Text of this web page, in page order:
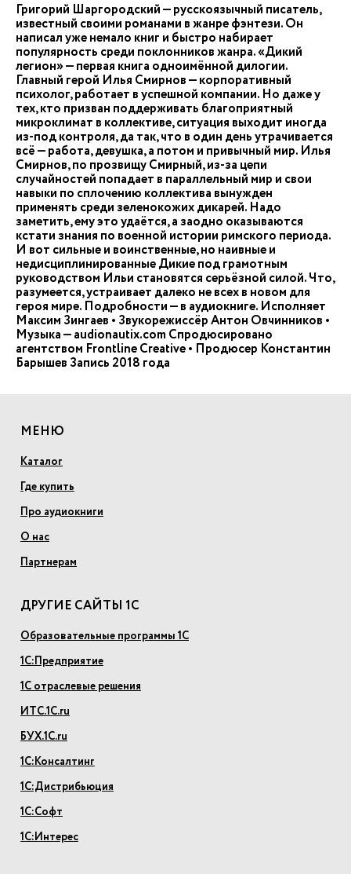
Григорий Шаргородский — русскоязычный писатель,
известный своими романами в жанре фэнтези. Он
написал уже немало книг и быстро набирает
популярность среди поклонников жанра. «Дикий
легион» — первая книга одноимённой дилогии.
Главный герой Илья Смирнов — корпоративный
психолог, работает в успешной компании. Но даже у
тех, кто призван поддерживать благоприятный
микроклимат в коллективе, ситуация выходит иногда
из-под контроля, да так, что в один день утрачивается
всё — работа, девушка, а потом и привычный мир. Илья
Смирнов, по прозвищу Смирный, из-за цепи
случайностей попадает в параллельный мир и свои
навыки по сплочению коллектива вынужден
применять среди зеленокожих дикарей. Надо
заметить, ему это удаётся, а заодно оказываются
кстати знания по военной истории римского периода.
И вот сильные и воинственные, но наивные и
недисциплинированные Дикие под грамотным
руководством Ильи становятся серьёзной силой. Что,
разумеется, устраивает далеко не всех в новом для
героя мире. Подробности — в аудиокниге. Исполняет
Максим Зингаев • Звукорежиссёр Антон Овчинников •
Музыка — audionautix.com Спродюсировано
агентством Frontline Creative • Продюсер Константин
Барышев Запись 2018 года
МЕНЮ
Каталог
Где купить
Про аудиокниги
О нас
Партнерам
ДРУГИЕ САЙТЫ 1С
Образовательные программы 1С
1С:Предприятие
1С отраслевые решения
ИТС.1С.ru
БУХ.1С.ru
1С:Консалтинг
1С:Дистрибьюция
1С:Софт
1С:Интерес